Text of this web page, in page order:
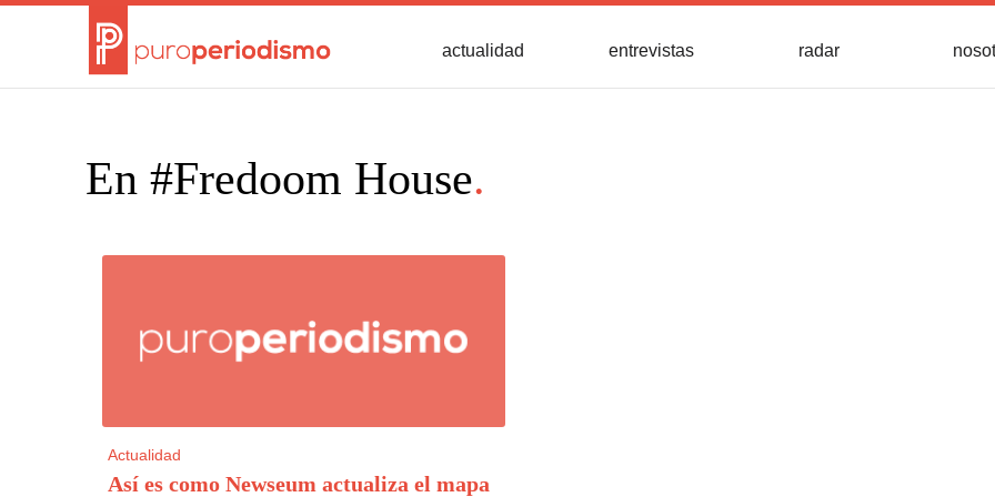
actualidad entrevistas radar
En #Fredoom House.
Actualidad
Así es como Newseum actualiza el mapa